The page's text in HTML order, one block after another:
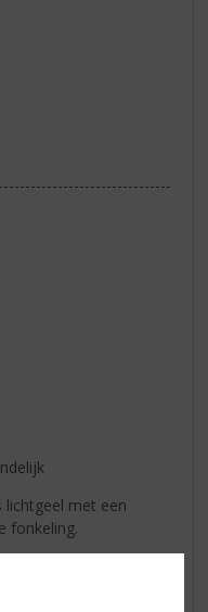
lichtgeel met een
fonkeling.